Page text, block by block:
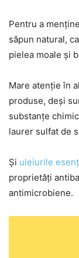
Pentru a
săpun natural,
pielea moale și
Mare atenție în
produse, deși
substanțe
laurer sulfat de
Și uleiurile
proprietăți
antimicrobiene.